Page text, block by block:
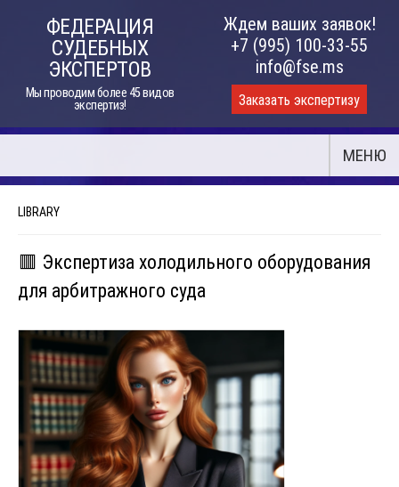
ФЕДЕРАЦИЯ
СУДЕБНЫХ
ЭКСПЕРТОВ
Мы проводим более 45 видов
экспертиз!
Ждем ваших заявок!
+7 (995) 100-33-55
info@fse.ms
Заказать экспертизу
МЕНЮ
LIBRARY
🟥 Экспертиза холодильного оборудования
для арбитражного суда